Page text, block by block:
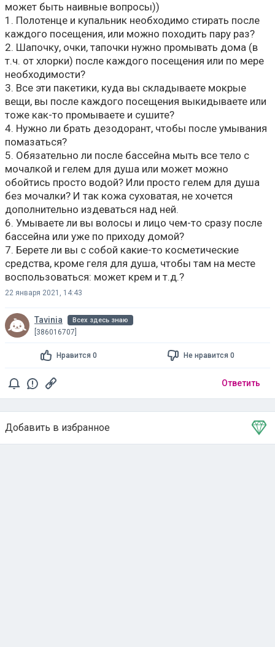
может быть наивные вопросы))
1. Полотенце и купальник необходимо стирать после
каждого посещения, или можно походить пару раз?
2. Шапочку, очки, тапочки нужно промывать дома (в
т.ч. от хлорки) после каждого посещения или по мере
необходимости?
3. Все эти пакетики, куда вы складываете мокрые
вещи, вы после каждого посещения выкидываете или
тоже как-то промываете и сушите?
4. Нужно ли брать дезодорант, чтобы после умывания
помазаться?
5. Обязательно ли после бассейна мыть все тело с
мочалкой и гелем для душа или может можно
обойтись просто водой? Или просто гелем для душа
без мочалки? И так кожа суховатая, не хочется
дополнительно издеваться над ней.
6. Умываете ли вы волосы и лицо чем-то сразу после
бассейна или уже по приходу домой?
7. Берете ли вы с собой какие-то косметические
средства, кроме геля для душа, чтобы там на месте
воспользоваться: может крем и т.д.?
22 января 2021, 14:43
Tavinia Всех здесь знаю
[386016707]
Нравится 0 Не нравится 0
Ответить
Добавить в избранное
Тема в избранном